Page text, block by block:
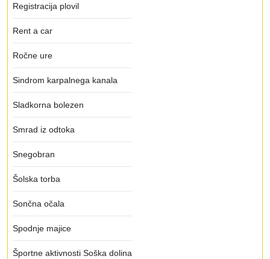
Registracija plovil
Rent a car
Ročne ure
Sindrom karpalnega kanala
Sladkorna bolezen
Smrad iz odtoka
Snegobran
Šolska torba
Sončna očala
Spodnje majice
Športne aktivnosti Soška dolina